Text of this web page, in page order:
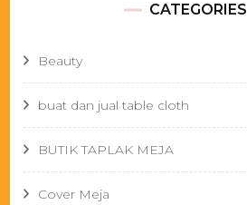
CATEGORIES
Beauty
buat dan jual table cloth
BUTIK TAPLAK MEJA
Cover Meja